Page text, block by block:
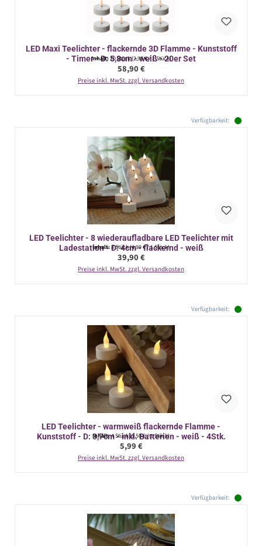
LED Maxi Teelichter - flackernde 3D Flamme - Kunststoff
- Timer - D: 5,8cm - weiß - 20er Set
Inhalt:20 Stück(2,95 € / 1 Stück)
Regulärer Preis:
58,90 €
Preise inkl. MwSt. zzgl. Versandkosten
Verfügbarkeit:
LED Teelichter - 8 wiederaufladbare LED Teelichter mit
Ladestation - D: 4cm - flackernd - weiß
Inhalt:8 Stück(4,99 € / 1 Stück)
Regulärer Preis:
39,90 €
Preise inkl. MwSt. zzgl. Versandkosten
Verfügbarkeit:
LED Teelichter - warmweiß flackernde Flamme -
Kunststoff - D: 3,7cm - inkl. Batterien - weiß - 4Stk.
Inhalt:4 Stück(1,50 € / 1 Stück)
Regulärer Preis:
5,99 €
Preise inkl. MwSt. zzgl. Versandkosten
Verfügbarkeit: